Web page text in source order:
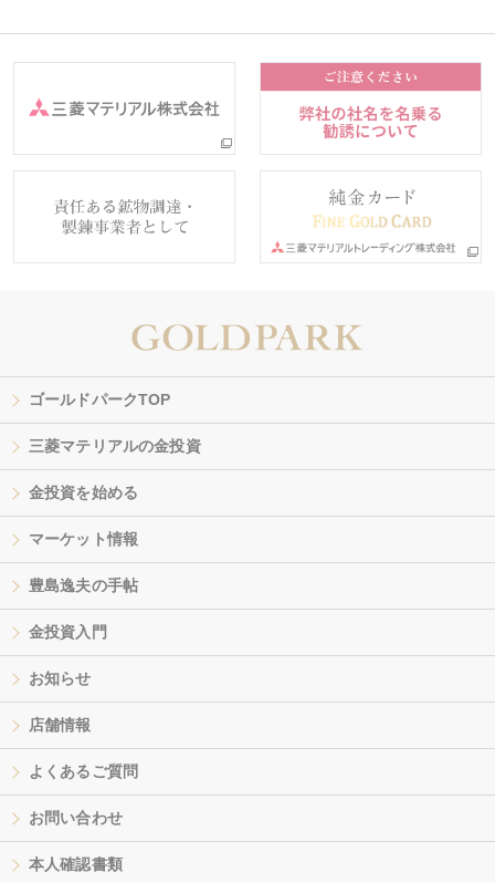
ゴールドパークTOP
三菱マテリアルの金投資
金投資を始める
マーケット情報
豊島逸夫の手帖
金投資入門
お知らせ
店舗情報
よくあるご質問
お問い合わせ
本人確認書類